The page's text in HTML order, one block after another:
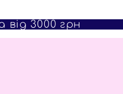
3000 грн